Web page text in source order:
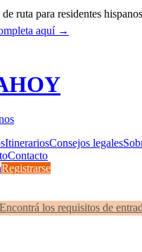
ruta para residentes hispanos
aquí →
HOY
ItinerariosConsejos legales
Contacto
Registrarse
los requisitos de